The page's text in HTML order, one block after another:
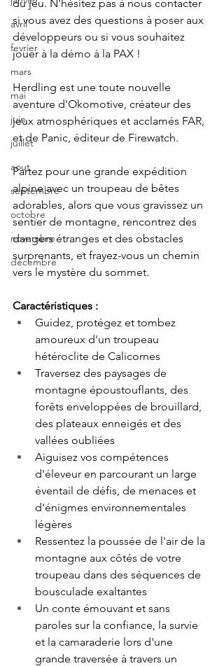
avril
fevrier
mars
mai
juin
juillet
aout
septembre
octobre
novembre
décembre
du jeu. N'hésitez pas à nous contacter
si vous avez des questions à poser aux
développeurs ou si vous souhaitez
jouer à la démo à la PAX !
Herdling est une toute nouvelle
aventure d'Okomotive, créateur des
jeux atmosphériques et acclamés FAR,
et de Panic, éditeur de Firewatch.
Partez pour une grande expédition
alpine avec un troupeau de bêtes
adorables, alors que vous gravissez un
sentier de montagne, rencontrez des
dangers étranges et des obstacles
surprenants, et frayez-vous un chemin
vers le mystère du sommet.
Caractéristiques :
Guidez, protégez et tombez
amoureux d'un troupeau
hétéroclite de Calicornes
Traversez des paysages de
montagne époustouflants, des
forêts enveloppées de brouillard,
des plateaux enneigés et des
vallées oubliées
Aiguisez vos compétences
d'éleveur en parcourant un large
éventail de défis, de menaces et
d'énigmes environnementales
légères
Ressentez la poussée de l'air de la
montagne aux côtés de votre
troupeau dans des séquences de
bousculade exaltantes
Un conte émouvant et sans
paroles sur la confiance, la survie
et la camaraderie lors d'une
grande traversée à travers un